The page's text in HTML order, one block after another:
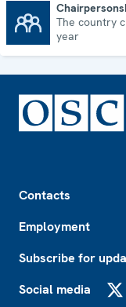
The country
year
Contacts
Employment
Subscribe for
Social media